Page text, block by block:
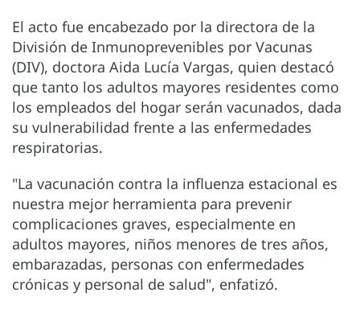
El acto fue encabezado por la directora de la
División de Inmunoprevenibles por Vacunas
(DIV), doctora Aida Lucía Vargas, quien destacó
que tanto los adultos mayores residentes como
los empleados del hogar serán vacunados, dada
su vulnerabilidad frente a las enfermedades
respiratorias.
"La vacunación contra la influenza estacional es
nuestra mejor herramienta para prevenir
complicaciones graves, especialmente en
adultos mayores, niños menores de tres años,
embarazadas, personas con enfermedades
crónicas y personal de salud", enfatizó.